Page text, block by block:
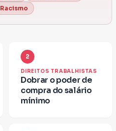
Racismo
2
DIREITOS TRABALHISTAS
Dobrar o poder de
compra do salário
mínimo